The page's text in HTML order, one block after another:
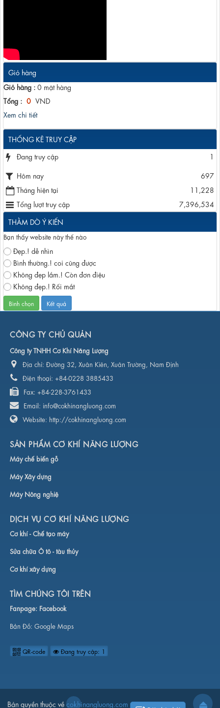
Giỏ hàng
Giỏ hàng : 0 mặt hàng
Tổng : 0 VND
Xem chi tiết
THỐNG KÊ TRUY CẬP
Đang truy cập
1
Hôm nay
697
Tháng hiện tại
11,228
Tổng lượt truy cập
7,396,534
THẰM DÒ Ý KIẾN
Bạn thấy website này thế nào
Đẹp.! dễ nhìn
Bình thường.! coi cũng được
Không đẹp lắm.! Còn đơn điệu
Không đẹp.! Rối mắt
CÔNG TY CHỦ QUẢN
Công ty TNHH Cơ Khí Năng Lượng
Địa chỉ: Đường 32, Xuân Kiên, Xuân Trường, Nam Định
Điện thoại: +84-0228 3885433
Fax: +84-228-3761433
Email: info@cokhinangluong.com
Website: http://cokhinangluong.com
SẢN PHẨM CƠ KHÍ NĂNG LƯỢNG
Máy chế biến gỗ
Máy Xây dựng
Máy Nông nghiệ
DỊCH VỤ CƠ KHÍ NĂNG LƯỢNG
Cơ khí -Chế tạo máy
Sửa chữa Ô tô - tàu thủy
Cơ khí xây dựng
TÌM CHÚNG TÔI TRÊN
Fanpage: Facebook
Bản Đồ: Google Maps
QR-code Đang truy cập: 1
Bản quyền thuộc về cokhinangluong.com